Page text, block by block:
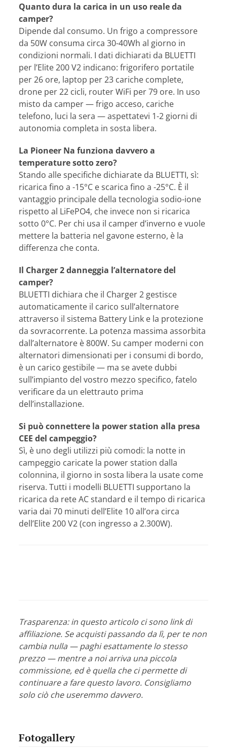
Quanto dura la carica in un uso reale da
camper?
Dipende dal consumo. Un frigo a compressore
da 50W consuma circa 30-40Wh al giorno in
condizioni normali. I dati dichiarati da BLUETTI
per l’Elite 200 V2 indicano: frigorifero portatile
per 26 ore, laptop per 23 cariche complete,
drone per 22 cicli, router WiFi per 79 ore. In uso
misto da camper — frigo acceso, cariche
telefono, luci la sera — aspettatevi 1-2 giorni di
autonomia completa in sosta libera.
La Pioneer Na funziona davvero a
temperature sotto zero?
Stando alle specifiche dichiarate da BLUETTI, sì:
ricarica fino a -15°C e scarica fino a -25°C. È il
vantaggio principale della tecnologia sodio-ione
rispetto al LiFePO4, che invece non si ricarica
sotto 0°C. Per chi usa il camper d’inverno e vuole
mettere la batteria nel gavone esterno, è la
differenza che conta.
Il Charger 2 danneggia l’alternatore del
camper?
BLUETTI dichiara che il Charger 2 gestisce
automaticamente il carico sull’alternatore
attraverso il sistema Battery Link e la protezione
da sovracorrente. La potenza massima assorbita
dall’alternatore è 800W. Su camper moderni con
alternatori dimensionati per i consumi di bordo,
è un carico gestibile — ma se avete dubbi
sull’impianto del vostro mezzo specifico, fatelo
verificare da un elettrauto prima
dell’installazione.
Si può connettere la power station alla presa
CEE del campeggio?
Sì, è uno degli utilizzi più comodi: la notte in
campeggio caricate la power station dalla
colonnina, il giorno in sosta libera la usate come
riserva. Tutti i modelli BLUETTI supportano la
ricarica da rete AC standard e il tempo di ricarica
varia dai 70 minuti dell’Elite 10 all’ora circa
dell’Elite 200 V2 (con ingresso a 2.300W).
Trasparenza: in questo articolo ci sono link di
affiliazione. Se acquisti passando da lì, per te non
cambia nulla — paghi esattamente lo stesso
prezzo — mentre a noi arriva una piccola
commissione, ed è quella che ci permette di
continuare a fare questo lavoro. Consigliamo
solo ciò che useremmo davvero.
Fotogallery